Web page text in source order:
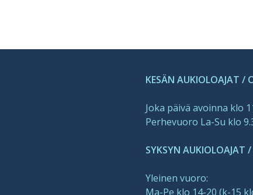
KESÄN AUKIOLOAJAT /
Joka päivä avoinna klo
Perhevuoro La-Su klo
SYKSYN AUKIOLOAJAT
Yleinen vuoro:
Ma-Pe klo 14-20 (k-15